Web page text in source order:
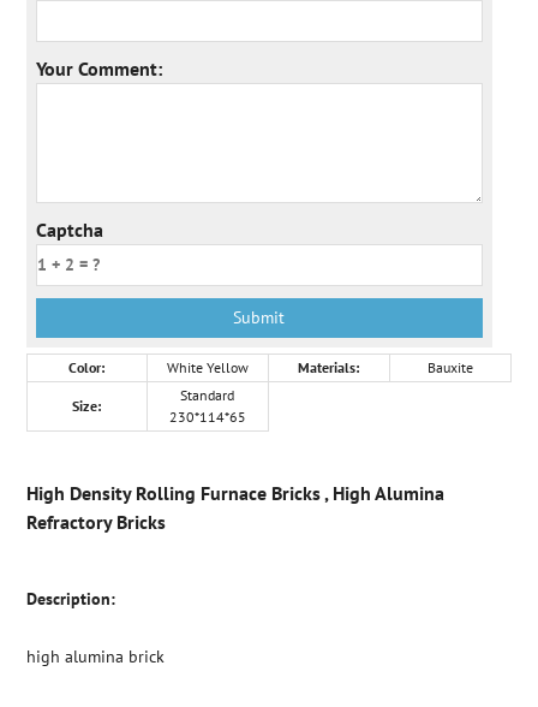
Your Comment:
Captcha
Color: White Yellow Materials: Bauxite
Size:
Standard
230*114*65
High Density Rolling Furnace Bricks , High Alumina
Refractory Bricks
Description:
high alumina brick